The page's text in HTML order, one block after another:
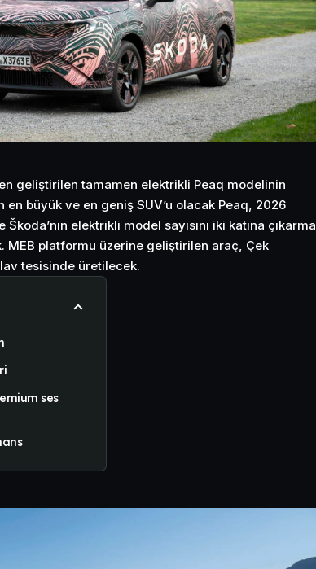
geliştirilen tamamen elektrikli Peaq modelinin
en büyük ve en geniş SUV’u olacak Peaq, 2026
elektrikli model sayısını iki katına çıkarma
MEB platformu üzerine geliştirilen araç, Çek
tesisinde üretilecek.
ses